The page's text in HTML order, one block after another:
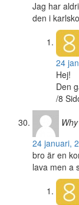
Jag har
den i
24
Hej!
Den
/8
24 januari,
bro är en
lava men a